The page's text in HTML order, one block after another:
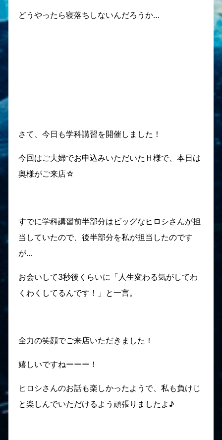
どうやったら寝落ちしないんだろうか…
さて、今日も学科講習を開催しました！
今回はご夫婦でお申込みいただいたＨ様で、本日は
奥様がご来店☆
すでに学科講習前半部分はビッグなヒロシさんが担
当していたので、後半部分を私が担当したのです
が…
お会いして3秒後くらいに「人生変わる気がしてわ
くわくしてるんです！」と一言。
全力の笑顔でご来店いただきました！
嬉しいですねーーー！
ヒロシさんのお話も楽しかったようで、私も負けじ
と楽しんでいただけるよう頑張りましたよ♪